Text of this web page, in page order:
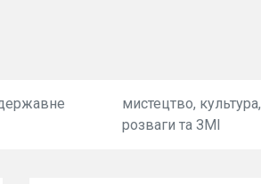
мистецтво, культура,
розваги та ЗМІ